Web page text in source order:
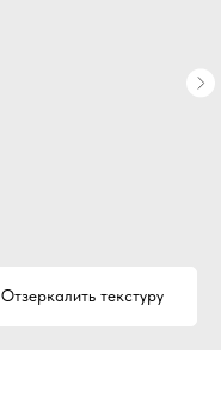
Отзеркалить текстуру